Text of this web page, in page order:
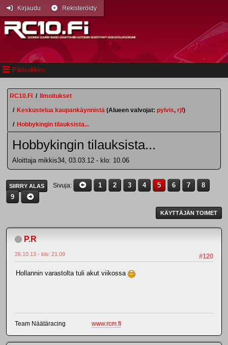
Päävalikko
Kirjaudu Rekisteröidy
RC10.FI /
Ilmoitukset
/ Keskustelua kaupankäynnistä (Alueen valvojat: pylvis, rjf)
/ Hobbykingin tilauksista...
Hobbykingin tilauksista...
Aloittaja mikkis34, 03.03.12 - klo: 10.06
SIIRRY ALAS Sivuja 1 2 3 4 5 6 7
8
9
KÄYTTÄJÄN TOIMET
P.R
#120
26.10.13 - klo: 21.09
Hollannin varastolta tuli akut viikossa
Team Näätäracing www.rcm.fi